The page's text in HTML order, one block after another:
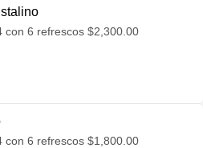
con 6 refrescos $2,300.00
Servicio 3/4 con 6 refrescos $1,800.00